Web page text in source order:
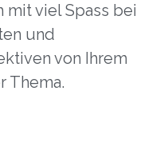
mit viel Spass bei
und
von Ihrem
Thema.